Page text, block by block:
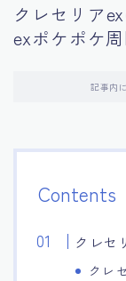
クレセリア
exポケポケ
記事内
Contents
クレセ
クレ